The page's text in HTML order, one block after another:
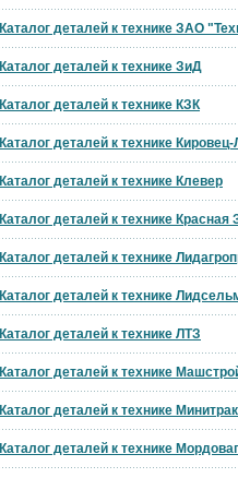
Каталог деталей к технике ЗАО
Каталог деталей к технике ЗиД
Каталог деталей к технике КЗК
Каталог деталей к технике
Каталог деталей к технике Клевер
Каталог деталей к технике Красная
Каталог деталей к технике
Каталог деталей к технике
Каталог деталей к технике ЛТЗ
Каталог деталей к технике
Каталог деталей к технике
Каталог деталей к технике